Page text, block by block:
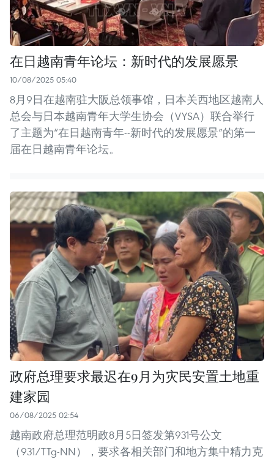
在日越南青年论坛：新时代的发展愿景
10/08/2025 05:40
8月9日在越南驻大阪总领事馆，日本关西地区越南人
总会与日本越南青年大学生协会（VYSA）联合举行
了主题为“在日越南青年--新时代的发展愿景”的第一
届在日越南青年论坛。
政府总理要求最迟在9月为灾民安置土地重
建家园
06/08/2025 02:54
越南政府总理范明政8月5日签发第931号公文
（931/TTg-NN），要求各相关部门和地方集中精力克